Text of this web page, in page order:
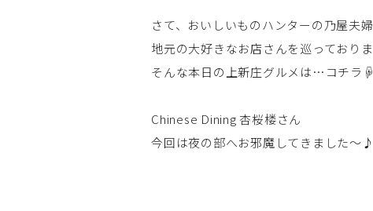
さて、おいしいものハンターの乃屋夫
地元の大好きなお店さんを巡っておりま
そんな本日の上新庄グルメは…コチラ☟
Chinese Dining 杏桜楼さん
今回は夜の部へお邪魔してきました～♪